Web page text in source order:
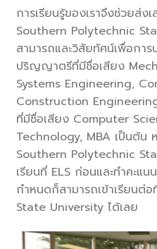
การเรียนรู้ของเราจึงช่วยส่ง
Southern Polytechnic
สามารถและวิสัยทัศน์เพื่อกา
ปริญญาตรีที่มีชื่อเสียง
Systems Engineering,
Construction
ที่มีชื่อเสียง Computer
Technology, MBA เป็นต้น
Southern Polytechnic
เรียนที่ ELS ก่อนและทำคะแ
กำหนดก็สามารถเข้าเรียน
State University ได้เลย